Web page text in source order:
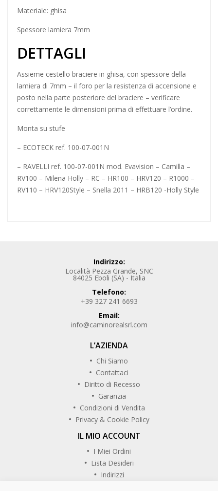
Materiale: ghisa
Spessore lamiera 7mm
DETTAGLI
Assieme cestello braciere in ghisa, con spessore della
lamiera di 7mm – il foro per la resistenza di accensione e
posto nella parte posteriore del braciere – verificare
correttamente le dimensioni prima di effettuare l’ordine.
Monta su stufe
– ECOTECK ref. 100-07-001N
– RAVELLI ref. 100-07-001N mod. Evavision – Camilla –
RV100 – Milena Holly – RC – HR100 – HRV120 – R1000 –
RV110 – HRV120Style – Snella 2011 – HRB120 -Holly Style
Indirizzo:
Località Pezza Grande, SNC
84025 Eboli (SA) - Italia
Telefono:
+39 327 241 6693
Email:
info@caminorealsrl.com
L’AZIENDA
Chi Siamo
Contattaci
Diritto di Recesso
Garanzia
Condizioni di Vendita
Privacy & Cookie Policy
IL MIO ACCOUNT
I Miei Ordini
Lista Desideri
Indirizzi